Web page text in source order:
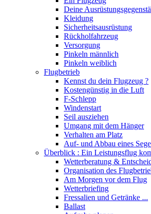
Deine
Kleidung
Sicherheitsausrüstung
Rückholfahrzeug
Versorgung
Pinkeln männlich
Pinkeln weiblich
Flugbetrieb
Kennst du dein Flugzeug ?
Kostengünstig in die Luft
F-Schlepp
Windenstart
Seil ausziehen
Umgang mit dem Hänger
Verhalten am Platz
Auf- und Abbau eines
Überblick : Ein Leistungsflug
Wetterberatung &
Organisation des
Am Morgen vor dem Flug
Wetterbriefing
Fressalien und Getränke ...
Ballast